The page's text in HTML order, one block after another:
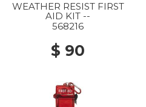
WEATHER RESIST FIRST
AID KIT --
568216
$ 90